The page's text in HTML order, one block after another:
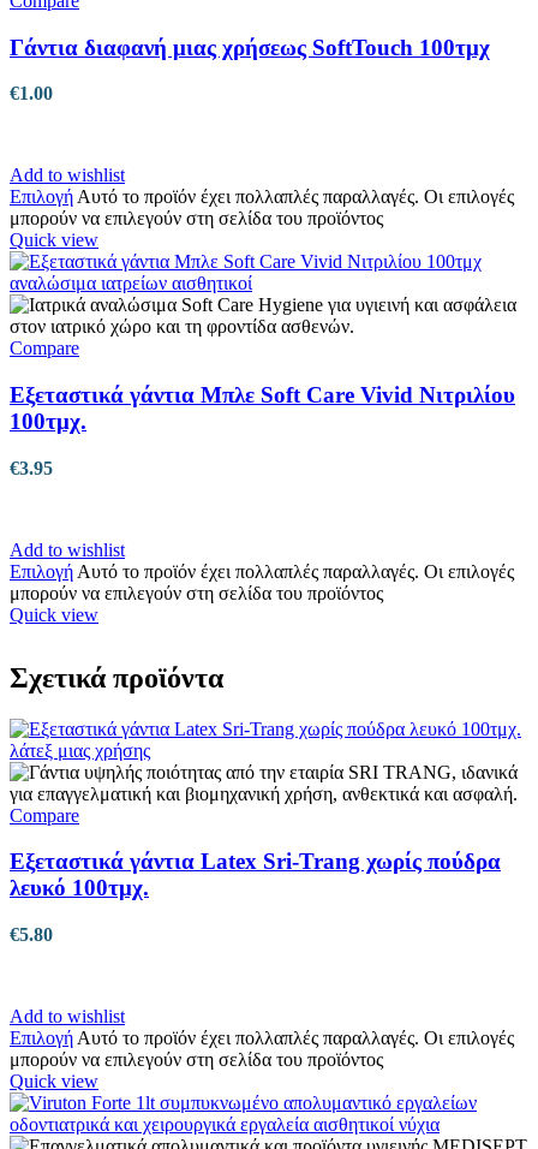
Γάντια διαφανή μιας χρήσεως SoftTouch 100τμχ
€1.00
Add to wishlist
Επιλογή Αυτό το προϊόν έχει πολλαπλές παραλλαγές. Οι επιλογές
μπορούν να επιλεγούν στη σελίδα του προϊόντος
Quick view
Compare
Εξεταστικά γάντια Μπλε Soft Care Vivid Νιτριλίου
100τμχ.
€3.95
Add to wishlist
Επιλογή Αυτό το προϊόν έχει πολλαπλές παραλλαγές. Οι επιλογές
μπορούν να επιλεγούν στη σελίδα του προϊόντος
Quick view
Σχετικά προϊόντα
Compare
Εξεταστικά γάντια Latex Sri-Trang χωρίς πούδρα
λευκό 100τμχ.
€5.80
Add to wishlist
Επιλογή Αυτό το προϊόν έχει πολλαπλές παραλλαγές. Οι επιλογές
μπορούν να επιλεγούν στη σελίδα του προϊόντος
Quick view